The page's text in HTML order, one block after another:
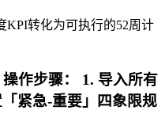
KPI转化为可执行的52周计
操作步骤： 1. 导入所有
紧急-重要」四象限规